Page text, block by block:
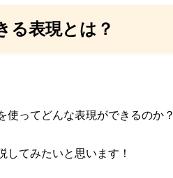
る表現とは？
ってどんな表現ができるのか？
てみたいと思います！